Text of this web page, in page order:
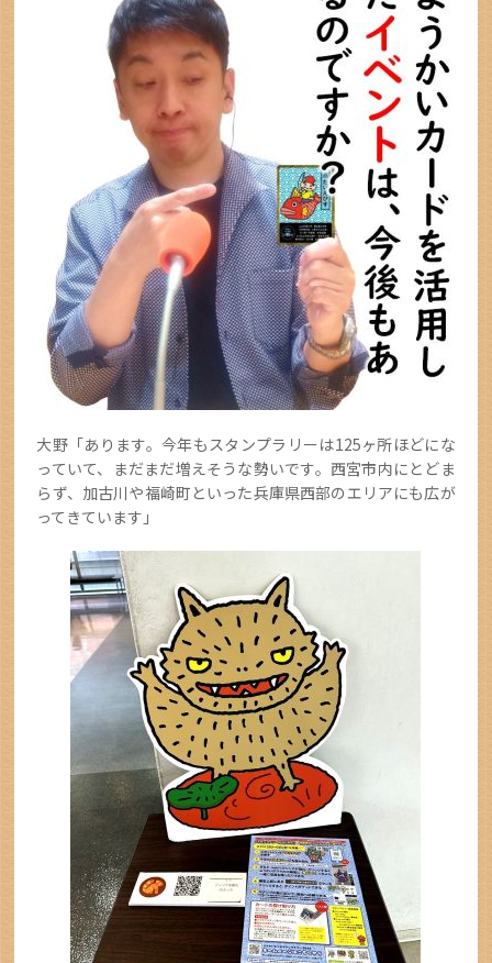
大野「あります。今年もスタンプラリーは125ヶ所ほどにな
っていて、まだまだ増えそうな勢いです。西宮市内にとどま
らず、加古川や福崎町といった兵庫県西部のエリアにも広が
ってきています」